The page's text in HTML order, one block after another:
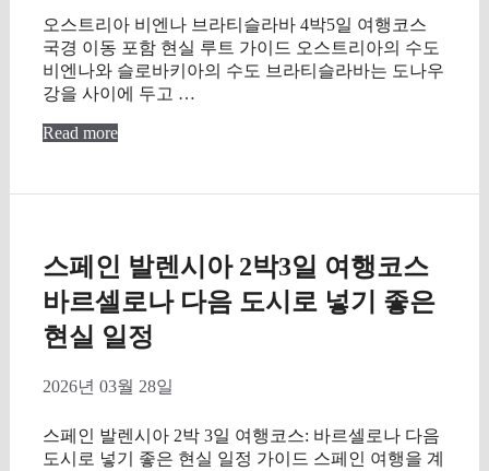
오스트리아 비엔나 브라티슬라바 4박5일 여행코스
국경 이동 포함 현실 루트 가이드 오스트리아의 수도
비엔나와 슬로바키아의 수도 브라티슬라바는 도나우
강을 사이에 두고 …
Read more
스페인 발렌시아 2박3일 여행코스
바르셀로나 다음 도시로 넣기 좋은
현실 일정
2026년 03월 28일
스페인 발렌시아 2박 3일 여행코스: 바르셀로나 다음
도시로 넣기 좋은 현실 일정 가이드 스페인 여행을 계